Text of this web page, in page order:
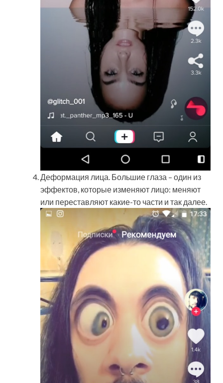
Деформация лица. Большие глаза – один из
эффектов, которые изменяют лицо: меняют
или переставляют какие-то части и так далее.